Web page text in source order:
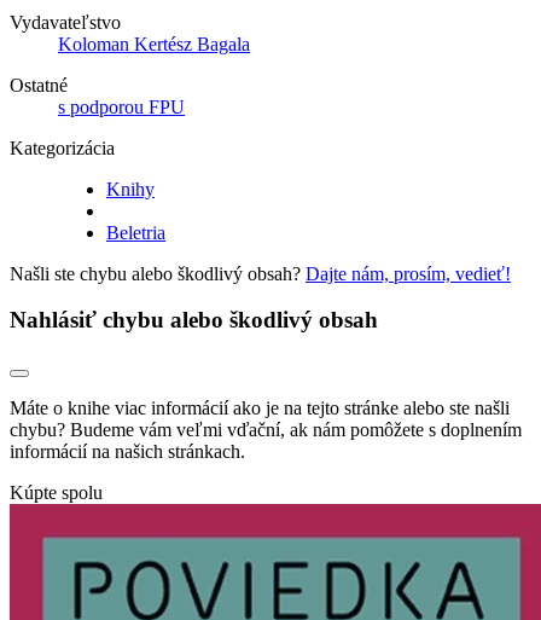
Vydavateľstvo
Koloman Kertész Bagala
Ostatné
s podporou FPU
Kategorizácia
Knihy
Beletria
Našli ste chybu alebo škodlivý obsah? Dajte nám, prosím, vedieť!
Nahlásiť chybu alebo škodlivý obsah
Máte o knihe viac informácií ako je na tejto stránke alebo ste našli
chybu? Budeme vám veľmi vďační, ak nám pomôžete s doplnením
informácií na našich stránkach.
Kúpte spolu